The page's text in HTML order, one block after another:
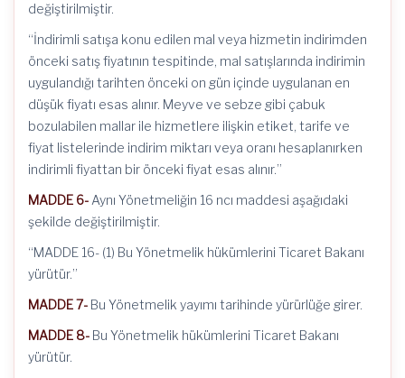
değiştirilmiştir.
“İndirimli satışa konu edilen mal veya hizmetin indirimden
önceki satış fiyatının tespitinde, mal satışlarında indirimin
uygulandığı tarihten önceki on gün içinde uygulanan en
düşük fiyatı esas alınır. Meyve ve sebze gibi çabuk
bozulabilen mallar ile hizmetlere ilişkin etiket, tarife ve
fiyat listelerinde indirim miktarı veya oranı hesaplanırken
indirimli fiyattan bir önceki fiyat esas alınır.”
MADDE 6- Aynı Yönetmeliğin 16 ncı maddesi aşağıdaki
şekilde değiştirilmiştir.
“MADDE 16- (1) Bu Yönetmelik hükümlerini Ticaret Bakanı
yürütür.”
MADDE 7- Bu Yönetmelik yayımı tarihinde yürürlüğe girer.
MADDE 8- Bu Yönetmelik hükümlerini Ticaret Bakanı
yürütür.